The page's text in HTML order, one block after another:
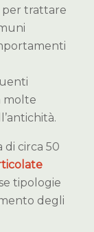
per trattare
molte
circa 50
tipologie
degli